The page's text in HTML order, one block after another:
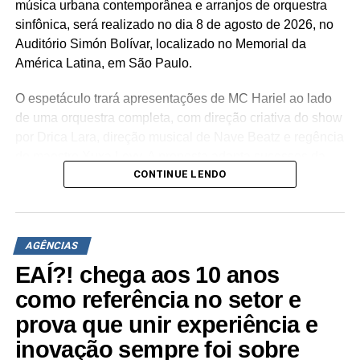
música urbana contemporânea e arranjos de orquestra
sinfônica, será realizado no dia 8 de agosto de 2026, no
Auditório Simón Bolívar, localizado no Memorial da
América Latina, em São Paulo.
O espetáculo trará apresentações de MC Hariel ao lado
de uma orquestra completa, com direção criativa do show
trajetória do artista paulista para arranjos orquestrais
um palco desenhado especialmente para a ocasião por
Drica Lara, sistema de iluminação cênica, sonorização de
alta fidelidade e painéis de LED direcionados ao
alinhamento audiovisual. A narrativa imersiva estende a
experiência do público desde a recepção no espaço até o
encerramento do evento. “Nosso objetivo foi desenvolver
CONTINUE LENDO
AGÊNCIAS
EAÍ?! chega aos 10 anos
como referência no setor e
prova que unir experiência e
inovação sempre foi sobre